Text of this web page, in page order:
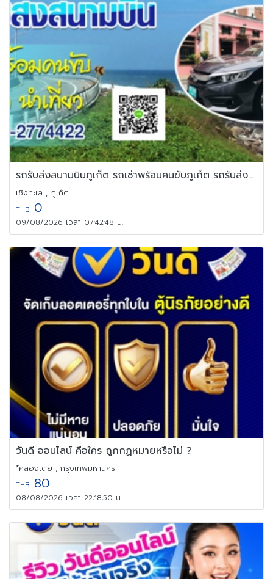
รถรับส่งสนามบินภูเก็ต รถเช่าพร้อมคนขับภูเก็ต รถรับส่งภูเก็ต
เชิงทะเล , ภูเก็ต
THB 0
09/08/2026 เวลา 07:42:48 น.
วันดี ออนไลน์ คือใคร ถูกกฏหมายหรือไม่ ?
*คลองเตย , กรุงเทพมหานคร
THB 80
08/08/2026 เวลา 22:18:50 น.